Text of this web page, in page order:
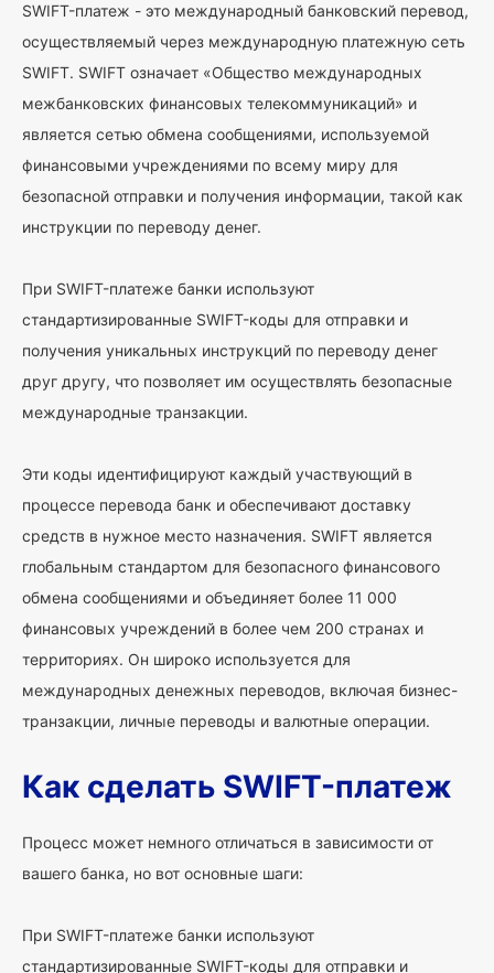
SWIFT-платеж - это международный банковский перевод,
осуществляемый через международную платежную сеть
SWIFT. SWIFT означает «Общество международных
межбанковских финансовых телекоммуникаций» и
является сетью обмена сообщениями, используемой
финансовыми учреждениями по всему миру для
безопасной отправки и получения информации, такой как
инструкции по переводу денег.
При SWIFT-платеже банки используют
стандартизированные SWIFT-коды для отправки и
получения уникальных инструкций по переводу денег
друг другу, что позволяет им осуществлять безопасные
международные транзакции.
Эти коды идентифицируют каждый участвующий в
процессе перевода банк и обеспечивают доставку
средств в нужное место назначения. SWIFT является
глобальным стандартом для безопасного финансового
обмена сообщениями и объединяет более 11 000
финансовых учреждений в более чем 200 странах и
территориях. Он широко используется для
международных денежных переводов, включая бизнес-
транзакции, личные переводы и валютные операции.
Как сделать SWIFT-платеж
Процесс может немного отличаться в зависимости от
вашего банка, но вот основные шаги:
При SWIFT-платеже банки используют
стандартизированные SWIFT-коды для отправки и